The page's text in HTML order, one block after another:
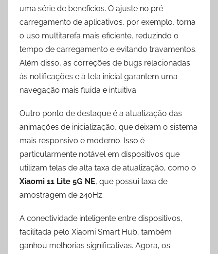
uma série de benefícios. O ajuste no pré-
carregamento de aplicativos, por exemplo, torna
o uso multitarefa mais eficiente, reduzindo o
tempo de carregamento e evitando travamentos.
Além disso, as correções de bugs relacionadas
às notificações e à tela inicial garantem uma
navegação mais fluida e intuitiva.
Outro ponto de destaque é a atualização das
animações de inicialização, que deixam o sistema
mais responsivo e moderno. Isso é
particularmente notável em dispositivos que
utilizam telas de alta taxa de atualização, como o
Xiaomi 11 Lite 5G NE, que possui taxa de
amostragem de 240Hz.
A conectividade inteligente entre dispositivos,
facilitada pelo Xiaomi Smart Hub, também
ganhou melhorias significativas. Agora, os